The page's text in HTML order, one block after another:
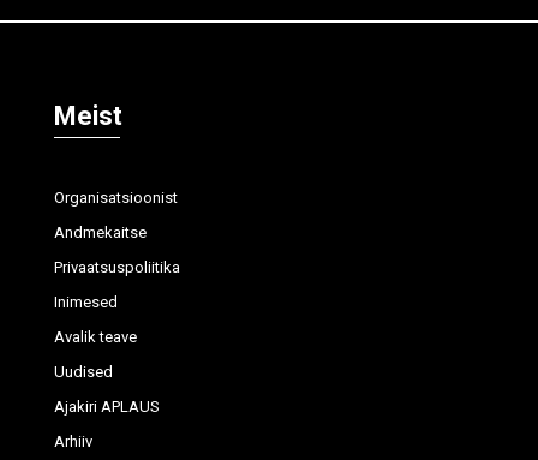
Meist
Organisatsioonist
Andmekaitse
Privaatsuspoliitika
Inimesed
Avalik teave
Uudised
Ajakiri APLAUS
Arhiiv